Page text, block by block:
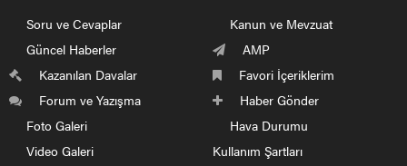
Soru ve Cevaplar
Güncel Haberler
Kazanılan Davalar
Forum ve Yazışma
Foto Galeri
Video Galeri
Kanun ve Mevzuat
AMP
Favori İçeriklerim
Haber Gönder
Hava Durumu
Kullanım Şartları